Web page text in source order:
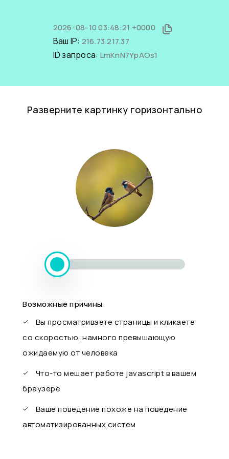
2026-08-10 03:48:21 +0000
Ваш IP: 216.73.217.37
ID запроса: LmKnN7YpAOs1
Разверните картинку горизонтально
Возможные причины:
Вы просматриваете страницы и кликаете
со скоростью, намного превышающую
ожидаемую от человека
Что-то мешает работе javascript в вашем
браузере
Ваше поведение похоже на поведение
автоматизированных систем